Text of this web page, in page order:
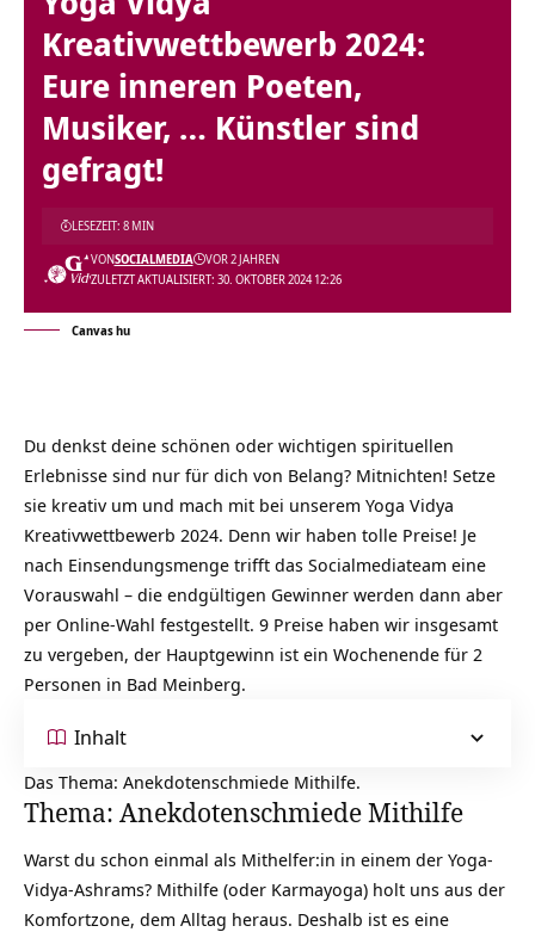
Kreativwettbewerb 2024:
Eure inneren Poeten,
Musiker, … Künstler sind
gefragt!
ZULETZT AKTUALISIERT: 30. OKTOBER 2024 12:26
VONSOCIALMEDIA VOR 2 JAHREN
LESEZEIT: 8 MIN
Canvas hu
Du denkst deine schönen oder wichtigen spirituellen
Erlebnisse sind nur für dich von Belang? Mitnichten! Setze
sie kreativ um und mach mit bei unserem Yoga Vidya
Kreativwettbewerb 2024. Denn wir haben tolle Preise! Je
nach Einsendungsmenge trifft das Socialmediateam eine
Vorauswahl – die endgültigen Gewinner werden dann aber
per Online-Wahl festgestellt. 9 Preise haben wir insgesamt
zu vergeben, der Hauptgewinn ist ein Wochenende für 2
Personen in Bad Meinberg.
Inhalt
Das Thema: Anekdotenschmiede Mithilfe.
Thema: Anekdotenschmiede Mithilfe
Warst du schon einmal als Mithelfer:in in einem der Yoga-
Vidya-Ashrams? Mithilfe (oder Karmayoga) holt uns aus der
Komfortzone, dem Alltag heraus. Deshalb ist es eine